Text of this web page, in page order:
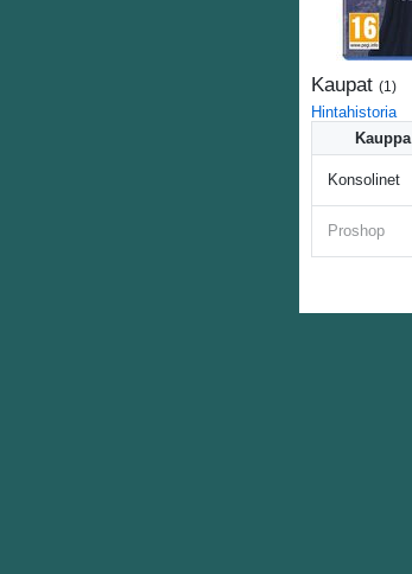
Kaupat (1 )
Hintahistoria
Kauppa
Konsolinet
Proshop